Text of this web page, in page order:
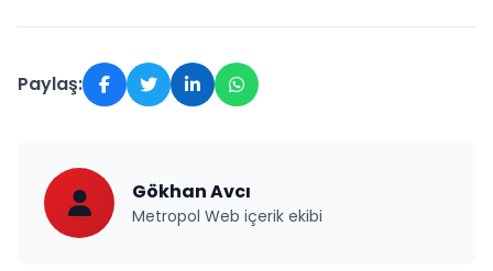
Paylaş:
Gökhan Avcı
Metropol Web içerik ekibi